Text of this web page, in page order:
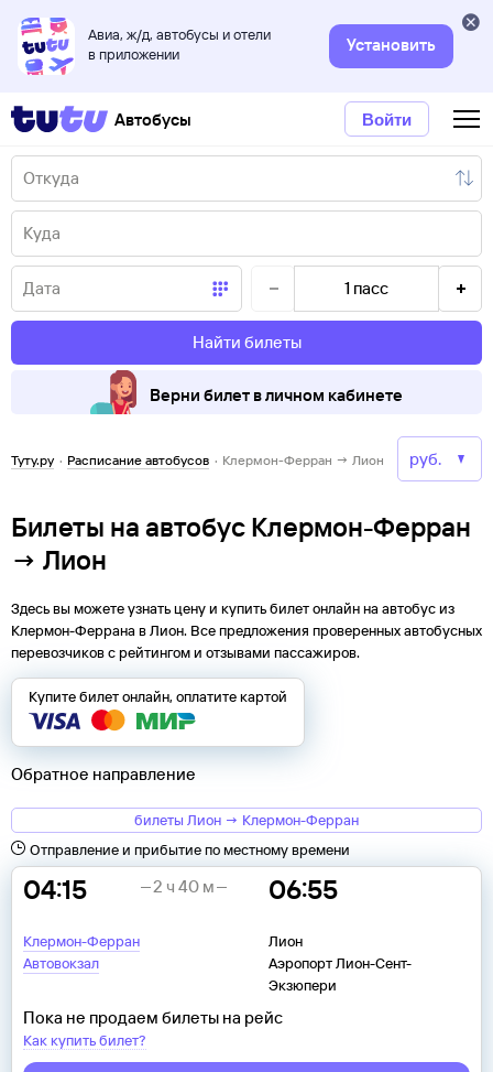
Авиа, ж/д, автобусы и отели
в приложении
Установить
Автобусы Войти
1 пасс
Найти билеты
Верни билет в личном кабинете
Туту.ру · Расписание автобусов · Клермон-Ферран → Лион
Билеты на автобус Клермон-Ферран
→ Лион
Здесь вы можете узнать цену и купить билет онлайн на автобус из
Клермон-Ферранав Лион. Все предложения проверенных автобусных
перевозчиков с рейтингом и отзывами пассажиров.
Купите билет онлайн, оплатите картой
Обратное направление
билеты Лион → Клермон-Ферран
Отправление и прибытие по местному времени
04:15
Клермон-Ферран
Автовокзал
06:55
Лион
Аэропорт Лион-Сент-
Экзюпери
2 ч 40 м
Пока не продаем билеты на рейс
Как купить билет?